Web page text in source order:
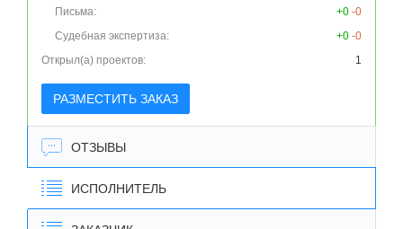
Письма:
+0 -0
Судебная экспертиза:
+0 -0
Открыл(а) проектов:
1
РАЗМЕСТИТЬ ЗАКАЗ
ОТЗЫВЫ
ИСПОЛНИТЕЛЬ